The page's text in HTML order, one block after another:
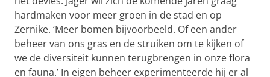
hardmaken voor meer groen in de stad en op
Zernike. ‘Meer bomen bijvoorbeeld. Of een ander
beheer van ons gras en de struiken om te kijken of
we de diversiteit kunnen terugbrengen in onze flora
en fauna.’ In eigen beheer experimenteerde hij er al